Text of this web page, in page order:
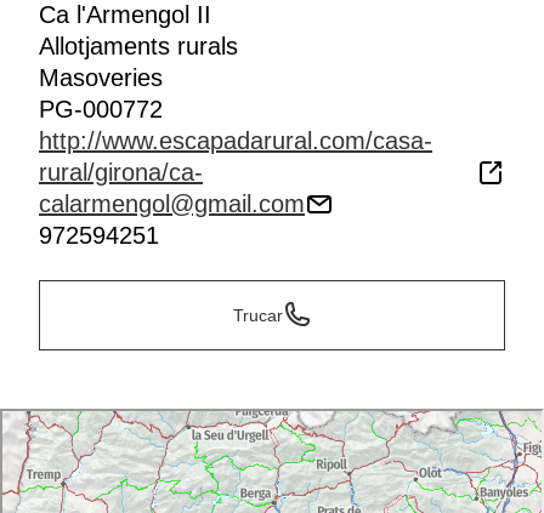
Ca l'Armengol II
Allotjaments rurals
Masoveries
PG-000772
http://www.escapadarural.com/casa-
rural/girona/ca-
calarmengol@gmail.com
972594251
Trucar